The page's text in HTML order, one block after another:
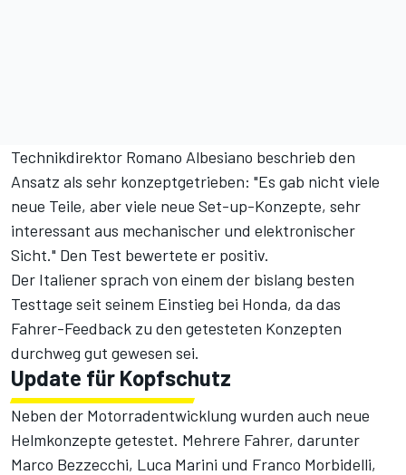
Technikdirektor Romano Albesiano beschrieb den
Ansatz als sehr konzeptgetrieben: "Es gab nicht viele
neue Teile, aber viele neue Set-up-Konzepte, sehr
interessant aus mechanischer und elektronischer
Sicht." Den Test bewertete er positiv.
Der Italiener sprach von einem der bislang besten
Testtage seit seinem Einstieg bei Honda, da das
Fahrer-Feedback zu den getesteten Konzepten
durchweg gut gewesen sei.
Update für Kopfschutz
Neben der Motorradentwicklung wurden auch neue
Helmkonzepte getestet. Mehrere Fahrer, darunter
Marco Bezzecchi, Luca Marini und Franco Morbidelli,